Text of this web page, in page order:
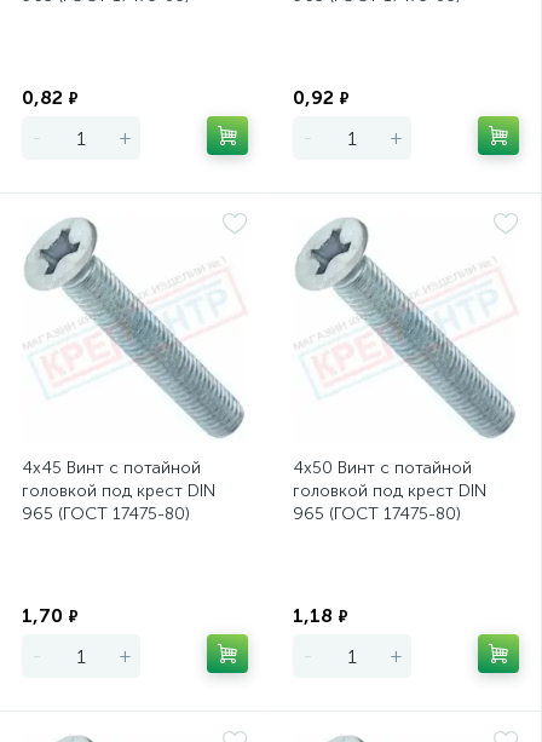
0,82 ₽
- +
0,92 ₽
- +
4х45 Винт с потайной
головкой под крест DIN
965 (ГОСТ 17475-80)
1,70 ₽
- +
4х50 Винт с потайной
головкой под крест DIN
965 (ГОСТ 17475-80)
1,18 ₽
- +